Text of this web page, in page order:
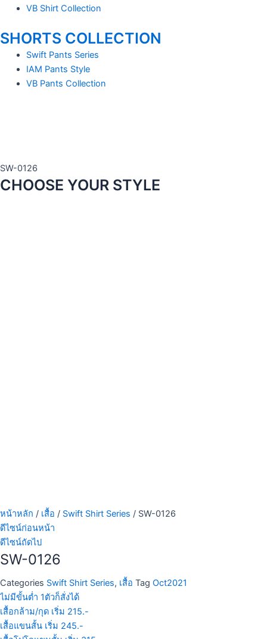
VB Shirt Collection
SHORTS COLLECTION
Swift Pants Series
IAM Pants Style
VB Pants Collection
SW-0126
CHOOSE YOUR STYLE
หน้าหลัก / เสื้อ / Swift Shirt Series / SW-0126
ดีไซน์ก่อนหน้า
ดีไซน์ถัดไป
SW-0126
Categories Swift Shirt Series, เสื้อ Tag Oct2021
ไม่มีขั้นต่ำ 1ตัวก็สั่งได้
เสื้อกล้าม/กุด เริ่ม 215.-
เสื้อแขนสั้น เริ่ม 245.-